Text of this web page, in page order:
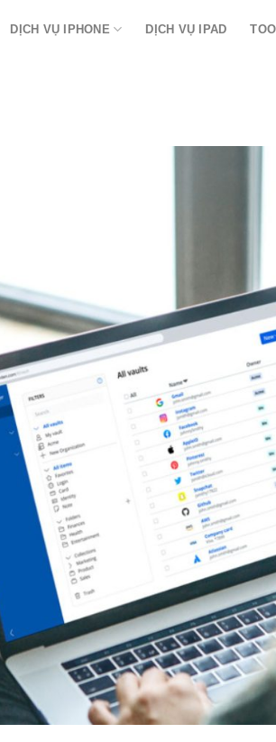
DỊCH VỤ IPHONE DỊCH VỤ IPAD